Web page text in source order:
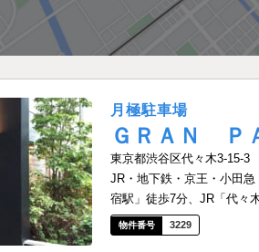
月極駐車場
ＧＲＡＮ Ｐ
東京都渋谷区代々木3-15-3
JR・地下鉄・京王・小田
宿駅」徒歩7分、JR「代々
3229